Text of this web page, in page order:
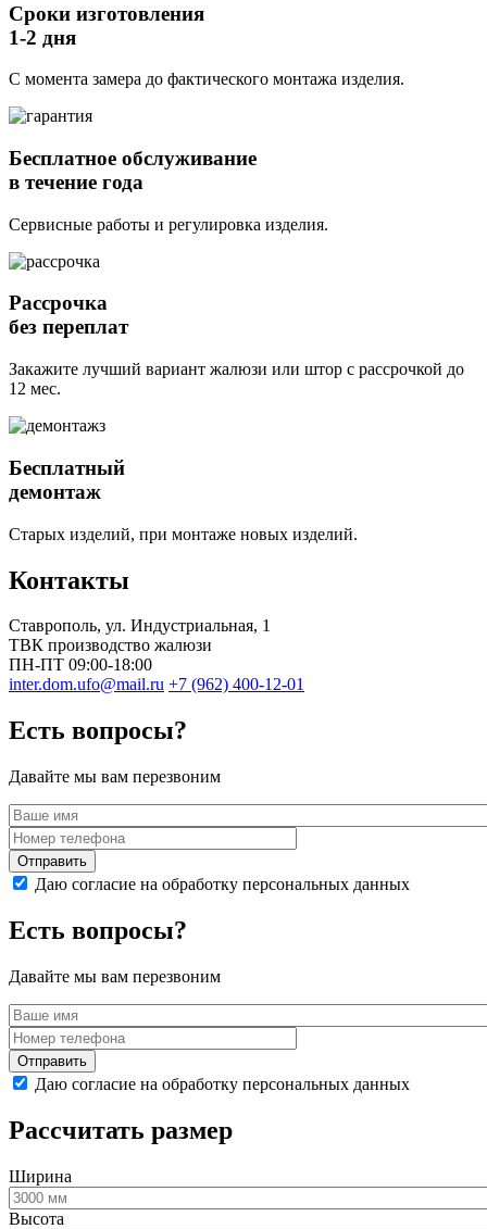
Сроки изготовления
1-2 дня
С момента замера до фактического монтажа изделия.
Бесплатное обслуживание
в течение года
Сервисные работы и регулировка изделия.
Рассрочка
без переплат
Закажите лучший вариант жалюзи или штор с рассрочкой до
12 мес.
Бесплатный
демонтаж
Старых изделий, при монтаже новых изделий.
Контакты
Ставрополь, ул. Индустриальная, 1
ТВК производство жалюзи
ПН-ПТ 09:00-18:00
inter.dom.ufo@mail.ru +7 (962) 400-12-01
Есть вопросы?
Давайте мы вам перезвоним
Даю согласие на обработку персональных данных
Есть вопросы?
Давайте мы вам перезвоним
Даю согласие на обработку персональных данных
Рассчитать размер
Ширина
Высота